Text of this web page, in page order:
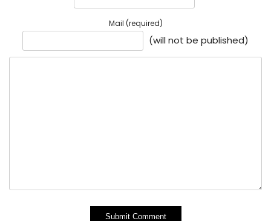
Mail (required)
(will not be published)